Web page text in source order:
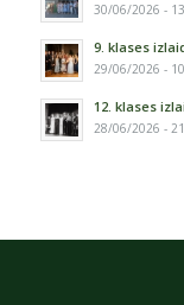
30/06/2026 -
9. klases
29/06/2026 -
12. klases
28/06/2026 -